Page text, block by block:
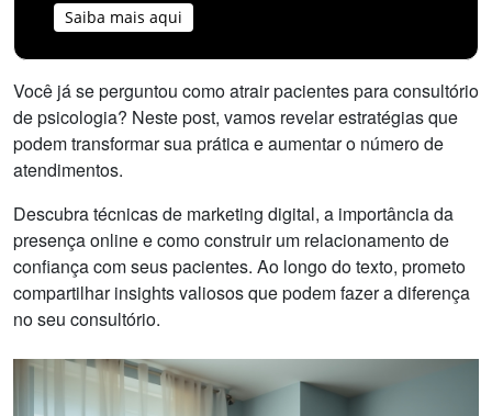
Saiba mais aqui
Você já se perguntou como atrair pacientes para consultório
de psicologia? Neste post, vamos revelar estratégias que
podem transformar sua prática e aumentar o número de
atendimentos.
Descubra técnicas de marketing digital, a importância da
presença online e como construir um relacionamento de
confiança com seus pacientes. Ao longo do texto, prometo
compartilhar insights valiosos que podem fazer a diferença
no seu consultório.